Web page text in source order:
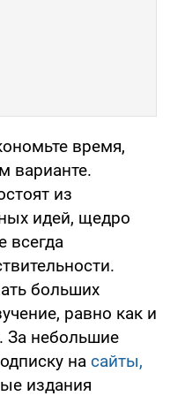
время,
варианте.
из
идей, щедро
всегда
больших
равно как и
За небольшие
на сайты,
издания